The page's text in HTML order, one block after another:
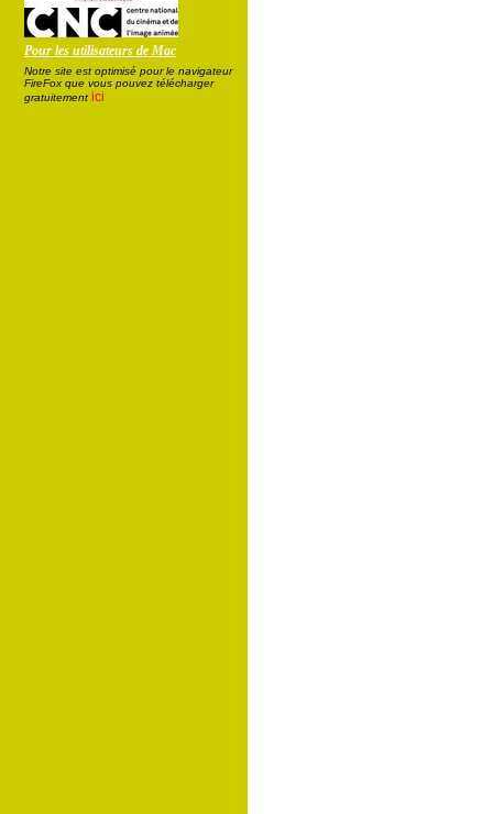
Pour les utilisateurs de Mac
Notre site est optimisé pour le navigateur
FireFox que vous pouvez télécharger
gratuitement ici